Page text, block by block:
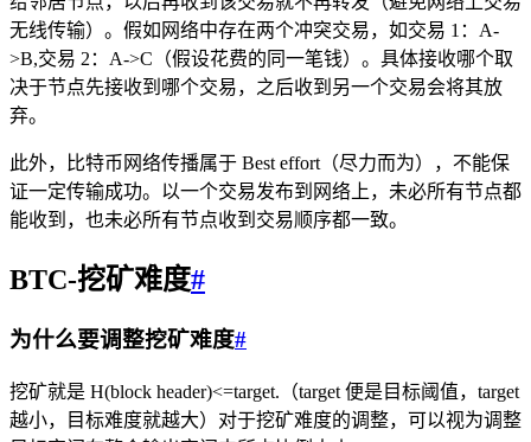
无线传输）。假如网络中存在两个冲突交易，如交易 1：A-
>B,交易 2：A->C（假设花费的同一笔钱）。具体接收哪个取
决于节点先接收到哪个交易，之后收到另一个交易会将其放
弃。
此外，比特币网络传播属于 Best effort（尽力而为），不能保
证一定传输成功。以一个交易发布到网络上，未必所有节点都
能收到，也未必所有节点收到交易顺序都一致。
BTC-挖矿难度#
为什么要调整挖矿难度#
挖矿就是 H(block header)<=target.（target 便是目标阈值，target
越小，目标难度就越大）对于挖矿难度的调整，可以视为调整